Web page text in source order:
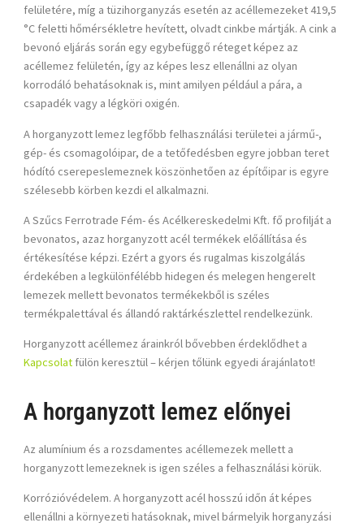
felületére, míg a tüzihorganyzás esetén az acéllemezeket 419,5
°C feletti hőmérsékletre hevített, olvadt cinkbe mártják. A cink a
bevonó eljárás során egy egybefüggő réteget képez az
acéllemez felületén, így az képes lesz ellenállni az olyan
korrodáló behatásoknak is, mint amilyen például a pára, a
csapadék vagy a légköri oxigén.
Ahorganyzott lemez legfőbb felhasználási területei a jármű-,
gép- és csomagolóipar, de a tetőfedésben egyre jobban teret
hódító cserepeslemeznek köszönhetően az építőipar is egyre
szélesebb körben kezdi el alkalmazni.
A Szűcs Ferrotrade Fém- és Acélkereskedelmi Kft. fő profilját a
bevonatos, azaz horganyzott acéltermékek előállítása és
értékesítése képzi. Ezért a gyors és rugalmas kiszolgálás
érdekében a legkülönfélébb hidegen és melegen hengerelt
lemezek mellett bevonatos termékekből is széles
termékpalettával és állandó raktárkészlettel rendelkezünk.
Horganyzott acéllemez árainkról bővebben érdeklődhet a
Kapcsolatfülön keresztül – kérjen tőlünk egyedi árajánlatot!
A horganyzott lemez előnyei
Az alumínium és a rozsdamentes acéllemezek mellett a
horganyzott lemezeknek is igen széles a felhasználási körük.
Korrózióvédelem. Ahorganyzott acélhosszú időn át képes
ellenállni a környezeti hatásoknak, mivel bármelyik horganyzási